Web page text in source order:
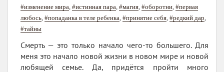
#изменение мира, #истинная пара, #магия, #оборотни, #первая
любось, #попаданка в теле ребенка, #принятие себя, #редкий дар,
#тайны
Смерть — это только начало чего-то большего. Для
меня это начало новой жизни в новом мире и новой
любящей семье. Да, придётся пройти много